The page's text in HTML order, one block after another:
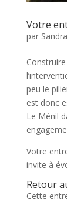
Votre
par
peu le
est donc
Le Ménil
Votre
invite à
Retour
Cette